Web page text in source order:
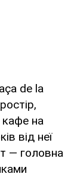
de la
кафе на
від неї
— головна